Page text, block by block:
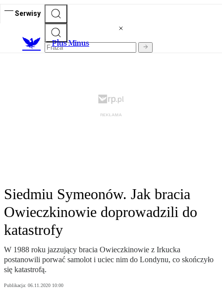
Serwisy
Plus Minus
Siedmiu Symeonów. Jak bracia
Owieczkinowie doprowadzili do
katastrofy
W 1988 roku jazzujący bracia Owieczkinowie z Irkucka
postanowili porwać samolot i uciec nim do Londynu, co skończyło
się katastrofą.
Publikacja: 06.11.2020 10:00